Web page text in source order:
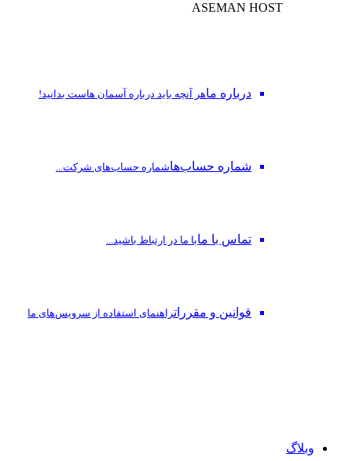
ASEMAN HOST
درباره ماهر آنچه باید درباره آسمان هاست بدانید!
شماره حساب‌هاشماره حساب‌های شرکت...
تماس با مابا ما در ارتباط باشید...
قوانین و مقرراتراهنمای استفاده از سرویس‌های ما
وبلاگ